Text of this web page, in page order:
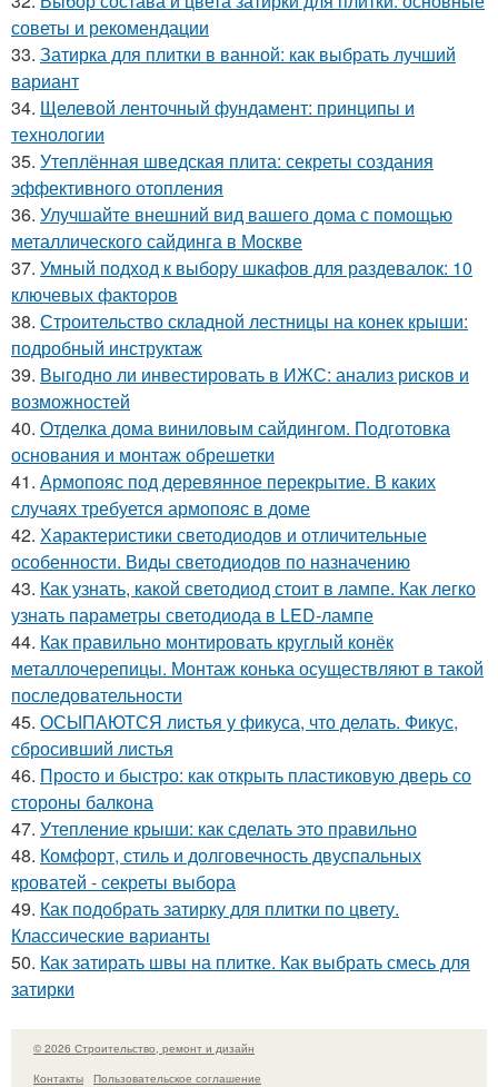
советы и рекомендации
33. Затирка для плитки в ванной: как выбрать лучший
вариант
34. Щелевой ленточный фундамент: принципы и
технологии
35. Утеплённая шведская плита: секреты создания
эффективного отопления
36. Улучшайте внешний вид вашего дома с помощью
металлического сайдинга в Москве
37. Умный подход к выбору шкафов для раздевалок: 10
ключевых факторов
38. Строительство складной лестницы на конек крыши:
подробный инструктаж
39. Выгодно ли инвестировать в ИЖС: анализ рисков и
возможностей
40. Отделка дома виниловым сайдингом. Подготовка
основания и монтаж обрешетки
41. Армопояс под деревянное перекрытие. В каких
случаях требуется армопояс в доме
42. Характеристики светодиодов и отличительные
особенности. Виды светодиодов по назначению
43. Как узнать, какой светодиод стоит в лампе. Как легко
узнать параметры светодиода в LED-лампе
44. Как правильно монтировать круглый конёк
металлочерепицы. Монтаж конька осуществляют в такой
последовательности
45. ОСЫПАЮТСЯ листья у фикуса, что делать. Фикус,
сбросивший листья
46. Просто и быстро: как открыть пластиковую дверь со
стороны балкона
47. Утепление крыши: как сделать это правильно
48. Комфорт, стиль и долговечность двуспальных
кроватей - секреты выбора
49. Как подобрать затирку для плитки по цвету.
Классические варианты
50. Как затирать швы на плитке. Как выбрать смесь для
затирки
© 2026 Строительство, ремонт и дизайн
Контакты
Пользовательское соглашение